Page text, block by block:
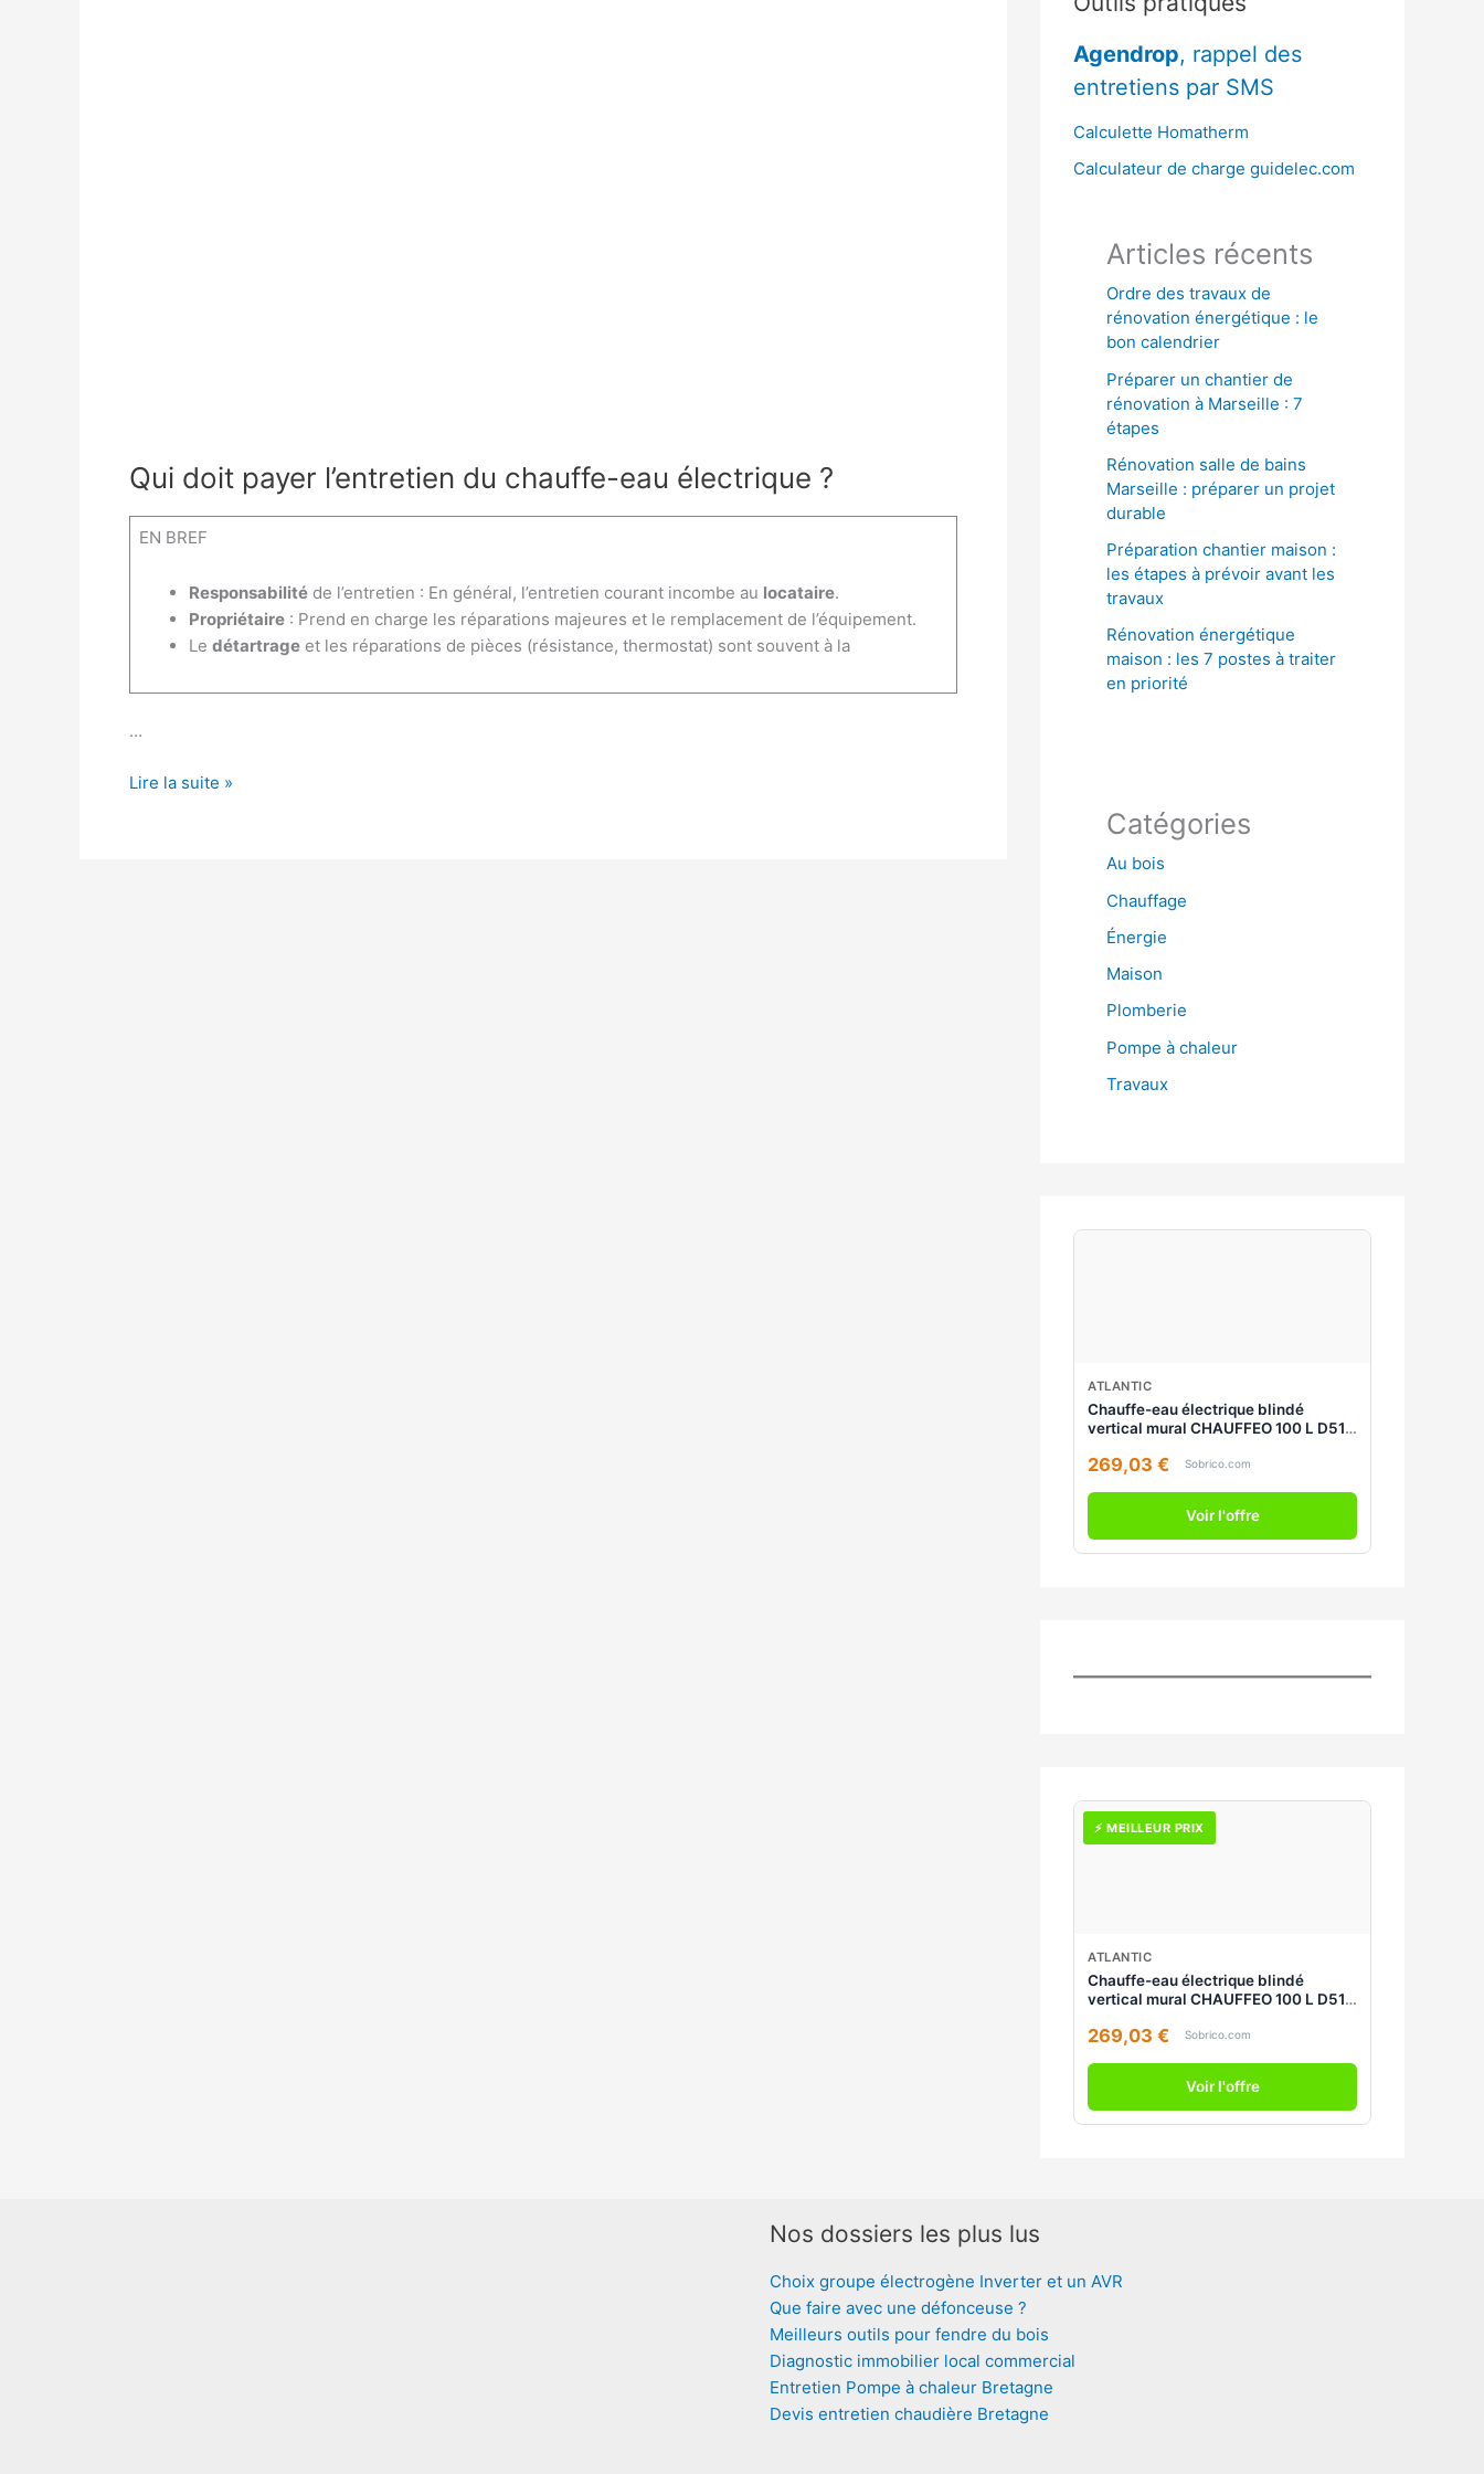
Qui doit payer l’entretien du chauffe-eau électrique ?
EN BREF
Responsabilitéde l’entretien : En général, l’entretien courant incombe au locataire.
Propriétaire: Prend en charge les réparations majeures et le remplacement de l’équipement.
Le détartrageet les réparations de pièces (résistance, thermostat) sont souvent à la
…
Qui
Lire la suite »
c
h
e
r
Agendrop, rappel des
entretiens par SMS
Calculette Homatherm
Calculateur de charge guidelec.com
Articles récents
Ordre des travaux de
rénovation énergétique : le
bon calendrier
Préparer un chantier de
rénovation à Marseille : 7
étapes
Rénovation salle de bains
Marseille : préparer un projet
durable
Préparation chantier maison :
les étapes à prévoir avant les
travaux
Rénovation énergétique
maison : les 7 postes à traiter
en priorité
Catégories
Au bois
Chauffage
Énergie
Maison
Plomberie
Pompe à chaleur
Travaux
ATLANTIC
Chauffe-eau électrique blindé
vertical mural CHAUFFEO 100 L D513
269,03 € Sobrico.com
Voir l'offre
⚡ MEILLEUR PRIX
ATLANTIC
Chauffe-eau électrique blindé
vertical mural CHAUFFEO 100 L D513
269,03 € Sobrico.com
Voir l'offre
Nos dossiers les plus lus
Choix groupe électrogène Inverter et un AVR
Que faire avec une défonceuse ?
Meilleurs outils pour fendre du bois
Diagnostic immobilier local commercial
Entretien Pompe à chaleur Bretagne
Devis entretien chaudière Bretagne